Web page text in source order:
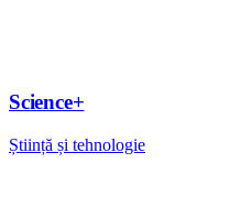
Science+
Știință și tehnologie